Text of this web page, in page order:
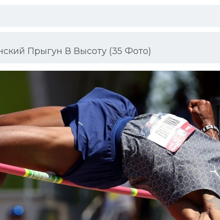
Прыгун В Высоту (35 Фото)